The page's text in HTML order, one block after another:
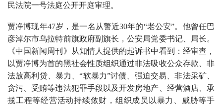
民法院一号法庭公开开庭审理。
贾净博现年47岁，是一名从警近30年的“老公安”。他曾任巴
彦淖尔市乌拉特前旗政府副旗长，公安局党委书记、局长。
《中国新闻周刊》从知情人提供的起诉书中看到：经审查，
以贾净博为首的黑社会性质组织通过非法吸收公众存款、非
法放高利贷、暴力、“软暴力”讨债、强迫交易、非法采矿、
贪污、受贿等违法犯罪手段以及开发房地产、经营酒店、承
揽工程等经营活动持续敛财，组织成员以暴力、威胁等手